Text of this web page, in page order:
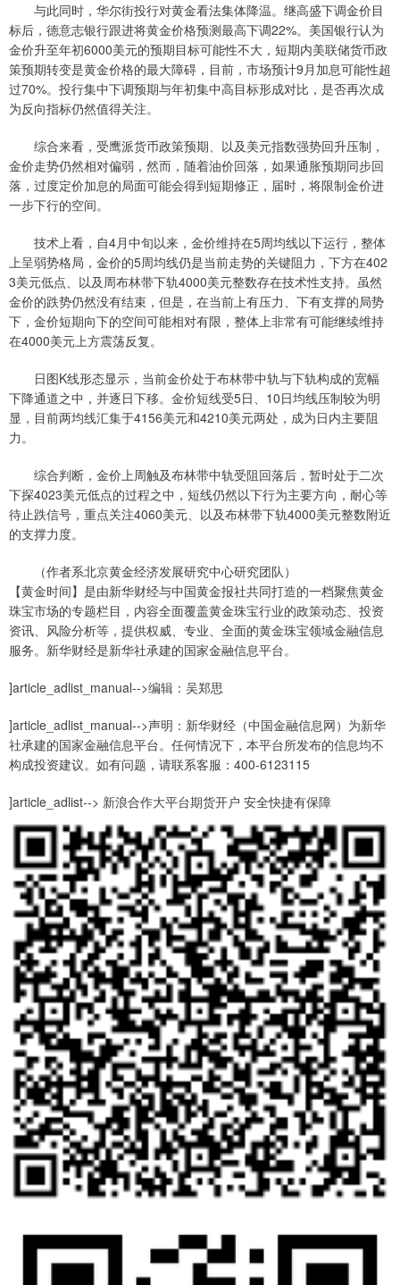
与此同时，华尔街投行对黄金看法集体降温。继高盛下调金价目
标后，德意志银行跟进将黄金价格预测最高下调22%。美国银行认为
金价升至年初6000美元的预期目标可能性不大，短期内美联储货币政
策预期转变是黄金价格的最大障碍，目前，市场预计9月加息可能性超
过70%。投行集中下调预期与年初集中高目标形成对比，是否再次成
为反向指标仍然值得关注。
综合来看，受鹰派货币政策预期、以及美元指数强势回升压制，
金价走势仍然相对偏弱，然而，随着油价回落，如果通胀预期同步回
落，过度定价加息的局面可能会得到短期修正，届时，将限制金价进
一步下行的空间。
技术上看，自4月中旬以来，金价维持在5周均线以下运行，整体
上呈弱势格局，金价的5周均线仍是当前走势的关键阻力，下方在402
3美元低点、以及周布林带下轨4000美元整数存在技术性支持。虽然
金价的跌势仍然没有结束，但是，在当前上有压力、下有支撑的局势
下，金价短期向下的空间可能相对有限，整体上非常有可能继续维持
在4000美元上方震荡反复。
日图K线形态显示，当前金价处于布林带中轨与下轨构成的宽幅
下降通道之中，并逐日下移。金价短线受5日、10日均线压制较为明
显，目前两均线汇集于4156美元和4210美元两处，成为日内主要阻
力。
综合判断，金价上周触及布林带中轨受阻回落后，暂时处于二次
下探4023美元低点的过程之中，短线仍然以下行为主要方向，耐心等
待止跌信号，重点关注4060美元、以及布林带下轨4000美元整数附近
的支撑力度。
（作者系北京黄金经济发展研究中心研究团队）
【黄金时间】是由新华财经与中国黄金报社共同打造的一档聚焦黄金
珠宝市场的专题栏目，内容全面覆盖黄金珠宝行业的政策动态、投资
资讯、风险分析等，提供权威、专业、全面的黄金珠宝领域金融信息
服务。新华财经是新华社承建的国家金融信息平台。
]article_adlist_manual-->编辑：吴郑思
]article_adlist_manual-->声明：新华财经（中国金融信息网）为新华
社承建的国家金融信息平台。任何情况下，本平台所发布的信息均不
构成投资建议。如有问题，请联系客服：400-6123115
]article_adlist--> 新浪合作大平台期货开户 安全快捷有保障